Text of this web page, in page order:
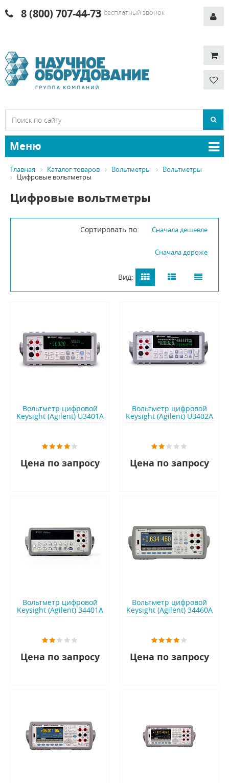
8 (800) 707-44-73 бесплатный звонок
Меню
Главная Каталог товаров Вольтметры
Вольтметры
Цифровые вольтметры
Цифровые вольтметры
Сортировать по: Сначала дешевле
Сначала дороже
Вид:
Вольтметр цифровой
Keysight (Agilent) U3401A
Цена по запросу
Вольтметр цифровой
Keysight (Agilent) U3402A
Цена по запросу
Вольтметр цифровой
Keysight (Agilent) 34401A
Цена по запросу
Вольтметр цифровой
Keysight (Agilent) 34460A
Цена по запросу